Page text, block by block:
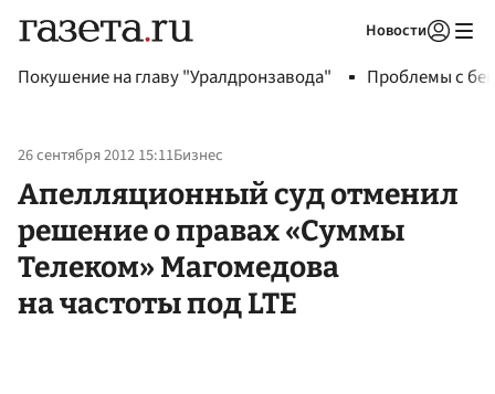
Новости
Покушение на главу "Уралдронзавода" Проблемы с
26 сентября 2012 15:11Бизнес
Апелляционный суд отменил
решение о правах «Суммы
Телеком» Магомедова
на частоты под LTE